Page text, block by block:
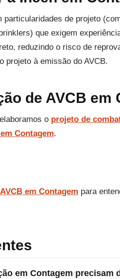
de projeto
que exigem
reduzindo o risco de
projeto à emissão do AVCB.
de AVCB em
o projeto de
Contagem.
AVCB em Contagem para
em Contagem precisam